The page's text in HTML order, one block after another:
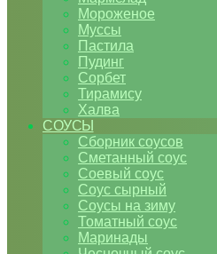
Мороженое
Муссы
Пастила
Пудинг
Сорбет
Тирамису
Халва
СОУСЫ
Сборник соусов
Сметанный соус
Соевый соус
Соус сырный
Соусы на зиму
Томатный соус
Маринады